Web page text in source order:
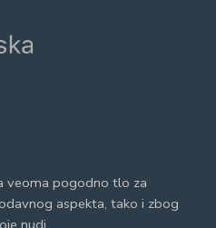
veoma pogodno tlo za
aspekta, tako i zbog
nudi.